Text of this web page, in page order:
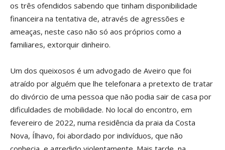
os três ofendidos sabendo que tinham disponibilidade
financeira na tentativa de, através de agressões e
ameaças, neste caso não só aos próprios como a
familiares, extorquir dinheiro.
Um dos queixosos é um advogado de Aveiro que foi
atraído por alguém que lhe telefonara a pretexto de tratar
do divórcio de uma pessoa que não podia sair de casa por
dificuldades de mobilidade. No local do encontro, em
fevereiro de 2022, numa residência da praia da Costa
Nova, Ílhavo, foi abordado por indivíduos, que não